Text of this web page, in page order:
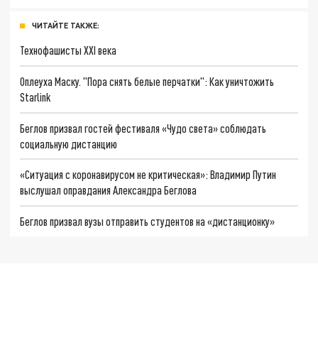
ЧИТАЙТЕ ТАКЖЕ:
Технофашисты XXI века
Оплеуха Маску. "Пора снять белые перчатки": Как уничтожить
Starlink
Беглов призвал гостей фестиваля «Чудо света» соблюдать
социальную дистанцию
«Ситуация с коронавирусом не критическая»: Владимир Путин
выслушал оправдания Александра Беглова
Беглов призвал вузы отправить студентов на «дистанционку»